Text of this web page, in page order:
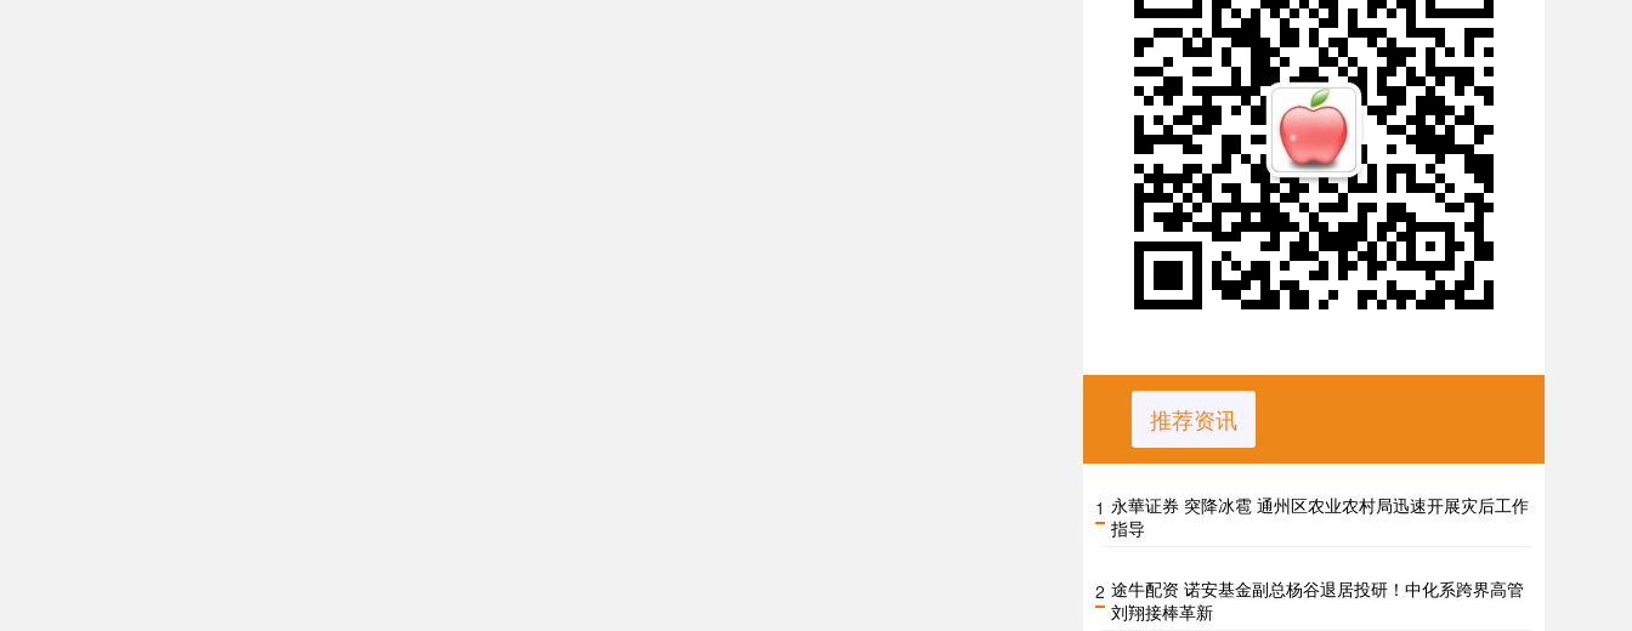
推荐资讯
1 永華证券 突降冰雹 通州区农业农村局迅速开展灾后工作
指导
2 途牛配资 诺安基金副总杨谷退居投研！中化系跨界高管
刘翔接棒革新